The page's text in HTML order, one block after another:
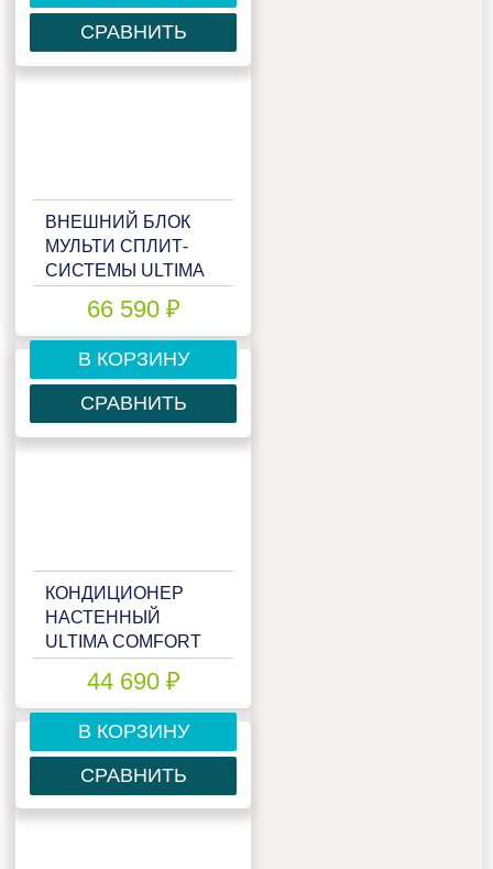
СРАВНИТЬ
ВНЕШНИЙ БЛОК
МУЛЬТИ СПЛИТ-
СИСТЕМЫ ULTIMA
UC-3FMA24-OUT
66 590 ₽
В КОРЗИНУ
СРАВНИТЬ
КОНДИЦИОНЕР
НАСТЕННЫЙ
ULTIMA COMFORT
44 690 ₽
В КОРЗИНУ
СРАВНИТЬ